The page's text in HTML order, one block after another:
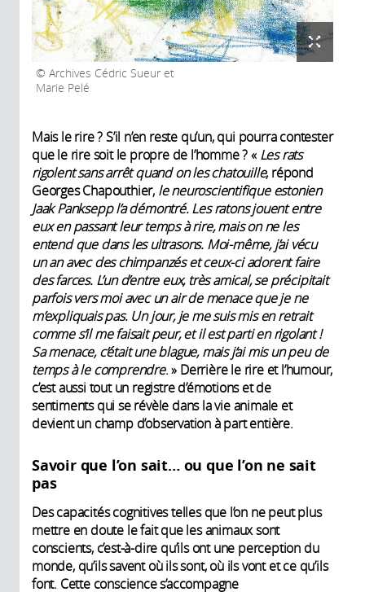
Archives Cédric Sueur et
Marie Pelé
Mais le rire ? S’il n’en reste qu’un, qui pourra contester
que le rire soit le propre de l’homme ? « Les rats
rigolent sans arrêt quand on les chatouille, répond
Georges Chapouthier, le neuroscientifique estonien
Jaak Panksepp l’a démontré. Les ratons jouent entre
eux en passant leur temps à rire, mais on ne les
entend que dans les ultrasons. Moi-même, j’ai vécu
un an avec des chimpanzés et ceux-ci adorent faire
des farces. L’un d’entre eux, très amical, se précipitait
parfois vers moi avec un air de menace que je ne
m’expliquais pas. Un jour, je me suis mis en retrait
comme s’il me faisait peur, et il est parti en rigolant !
Sa menace, c’était une blague, mais j’ai mis un peu de
temps à le comprendre. » Derrière le rire et l’humour,
c’est aussi tout un registre d’émotions et de
sentiments qui se révèle dans la vie animale et
devient un champ d’observation à part entière.
Savoir que l’on sait… ou que l’on ne sait
pas
Des capacités cognitives telles que l’on ne peut plus
mettre en doute le fait que les animaux sont
conscients, c’est-à-dire qu’ils ont une perception du
monde, qu’ils savent où ils sont, où ils vont et ce qu’ils
font. Cette conscience s’accompagne